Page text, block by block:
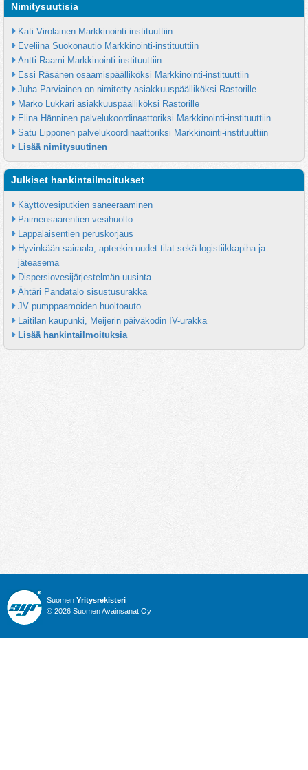
Nimitysuutisia
Kati Virolainen Markkinointi-instituuttiin
Eveliina Suokonautio Markkinointi-instituuttiin
Antti Raami Markkinointi-instituuttiin
Essi Räsänen osaamispäälliköksi Markkinointi-instituuttiin
Juha Parviainen on nimitetty asiakkuuspäälliköksi Rastorille
Marko Lukkari asiakkuuspäälliköksi Rastorille
Elina Hänninen palvelukoordinaattoriksi Markkinointi-instituuttiin
Satu Lipponen palvelukoordinaattoriksi Markkinointi-instituuttiin
Lisää nimitysuutinen
Julkiset hankintailmoitukset
Käyttövesiputkien saneeraaminen
Paimensaarentien vesihuolto
Lappalaisentien peruskorjaus
Hyvinkään sairaala, apteekin uudet tilat sekä logistiikkapiha ja
jäteasema
Dispersiovesijärjestelmän uusinta
Ähtäri Pandatalo sisustusurakka
JV pumppaamoiden huoltoauto
Laitilan kaupunki, Meijerin päiväkodin IV-urakka
Lisää hankintailmoituksia
Suomen Yritysrekisteri
© 2026 Suomen Avainsanat Oy